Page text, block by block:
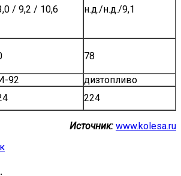
/ 9,2 / 10,6 н.д./н.д./9,1
78
92
дизтопливо
224
Источник: www.kolesa.ru